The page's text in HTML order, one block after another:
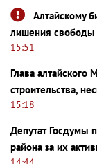
Алтайскому
лишения свободы
15:51
Глава алтайского
строительства,
15:18
Депутат Госдумы
района за их